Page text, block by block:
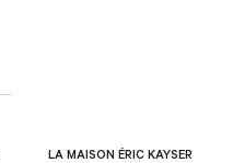
LA MAISON ÉRIC KAYSER